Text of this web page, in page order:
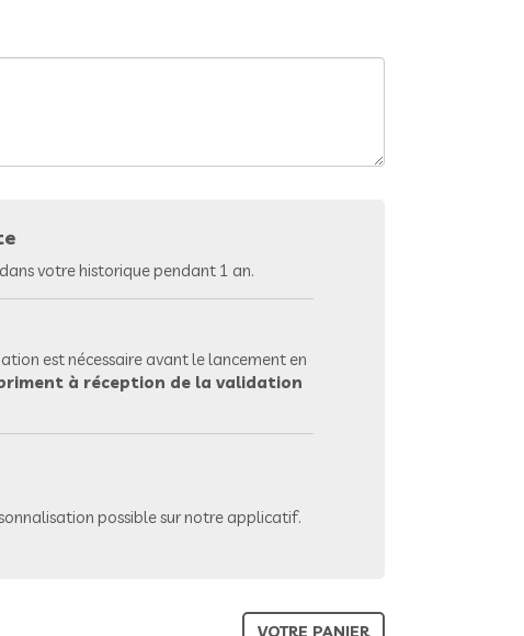
votre historique pendant 1 an.
est nécessaire avant le lancement en
à réception de la validation
possible sur notre applicatif.
VOTRE PANIER